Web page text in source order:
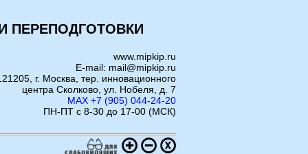
ПЕРЕПОДГОТОВКИ
www.mipkip.ru
E-mail: mail@mipkip.ru
г. Москва, тер. инновационного
центра Сколково, ул. Нобеля, д. 7
MAX +7 (905) 044-24-20
ПН-ПТ с 8-30 до 17-00 (МСК)